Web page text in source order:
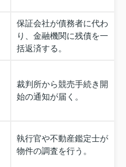
保証会社が債務者に代わ
り、金融機関に残債を一
括返済する。
裁判所から競売手続き開
始の通知が届く。
執行官や不動産鑑定士が
物件の調査を行う。